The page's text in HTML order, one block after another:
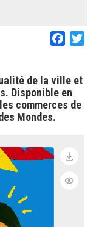
de la ville et
Disponible en
commerces de
Mondes.